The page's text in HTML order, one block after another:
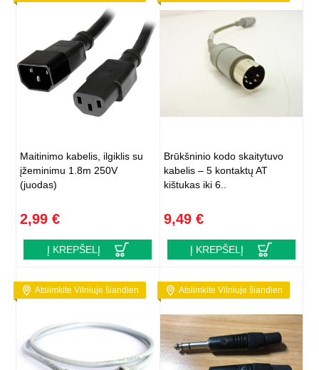
Maitinimo kabelis, ilgiklis su
įžeminimu 1.8m 250V
(juodas)
2,99 €
Į KREPŠELĮ
Brūkšninio kodo skaitytuvo
kabelis – 5 kontaktų AT
kištukas iki 6..
9,49 €
Į KREPŠELĮ
Atsiimkite Vilniuje šiandien Atsiimkite Vilniuje šiandien